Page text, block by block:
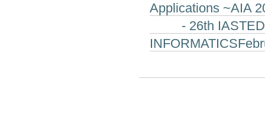
Applications ~AIA
- 26th IASTED